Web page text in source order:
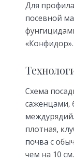
Для
посевной
«Конфидор».
Схема
саженцами,
плотная,
почва с
чем на 10 см.